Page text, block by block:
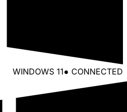
WINDOWS 11● CONNECTED